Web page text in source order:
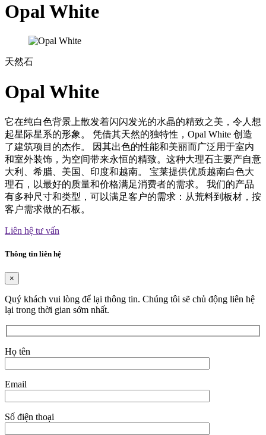
Opal White
天然石
Opal White
它在纯白色背景上散发着闪闪发光的水晶的精致之美，令人想
起星际星系的形象。 凭借其天然的独特性，Opal White 创造
了建筑项目的杰作。 因其出色的性能和美丽而广泛用于室内
和室外装饰，为空间带来永恒的精致。这种大理石主要产自意
大利、希腊、美国、印度和越南。 宝莱提供优质越南白色大
理石，以最好的质量和价格满足消费者的需求。 我们的产品
有多种尺寸和类型，可以满足客户的需求：从荒料到板材，按
客户需求做的石板。
Liên hệ tư vấn
Thông tin liên hệ
×
Quý khách vui lòng để lại thông tin. Chúng tôi sẽ chủ động liên hệ
lại trong thời gian sớm nhất.
Họ tên
Email
Số điện thoại